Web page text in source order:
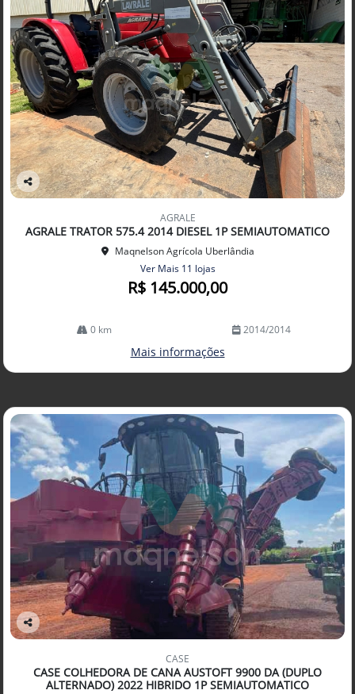
Co
arti
lhe
AGRALE
AGRALE TRATOR 575.4 2014 DIESEL 1P SEMIAUTOMATICO
Maqnelson Agrícola Uberlândia
Ver Mais 11 lojas
R$ 145.000,00
0 km 2014/2014
Mais informações
Co
lhe
CASE
CASE COLHEDORA DE CANA AUSTOFT 9900 DA (DUPLO
ALTERNADO) 2022 HIBRIDO 1P SEMIAUTOMATICO